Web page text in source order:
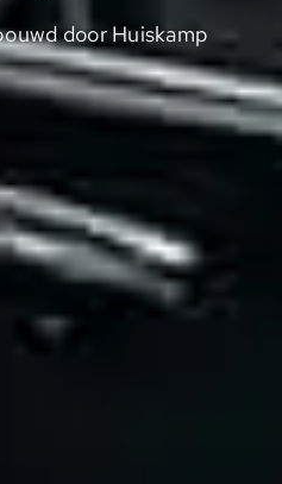
door Huiskamp